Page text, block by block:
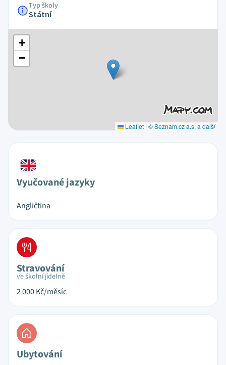
Typ školy
Státní
+
−
Leaflet | © Seznam.cz a.s. a další
Vyučované jazyky
Angličtina
Stravování
ve školní jídelně
2 000Kč/měsíc
Ubytování